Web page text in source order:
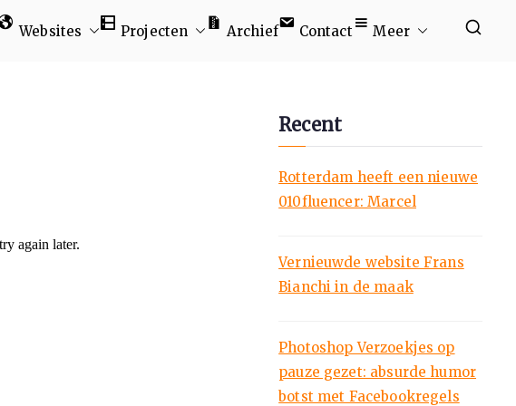
Websites Projecten Archief Contact Meer
Recent
Rotterdam heeft een nieuwe
010fluencer: Marcel
Vernieuwde website Frans
Bianchi in de maak
Photoshop Verzoekjes op
pauze gezet: absurde humor
botst met Facebookregels